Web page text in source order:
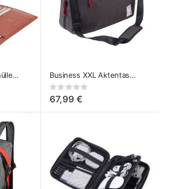
Visconti Reisepasshülle Leder
Business XXL Aktentasche 15.4" Laptoptasche
Rating:
67,99 €